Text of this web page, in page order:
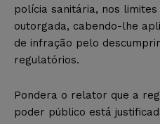
polícia sanitária, nos
outorgada, cabendo-lhe
de infração pelo
regulatórios.
Pondera o relator que a
poder público está